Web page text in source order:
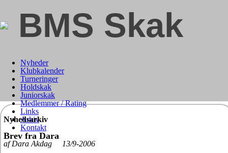
BMS Skak
Nyheder
Klubkalender
Turneringer
Holdskak
Juniorskak
Medlemmer / Rating
Links
Arkiv
Kontakt
Nyhedsarkiv
Brev fra Dara
af Dara Akdag 13/9-2006